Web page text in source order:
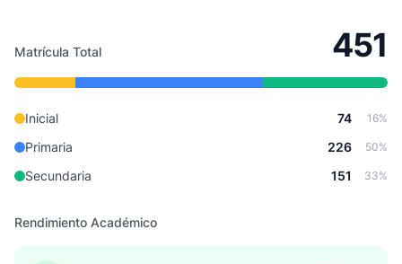
Matrícula Total 451
Inicial 74 16%
Primaria 226 50%
Secundaria 151 33%
Rendimiento Académico